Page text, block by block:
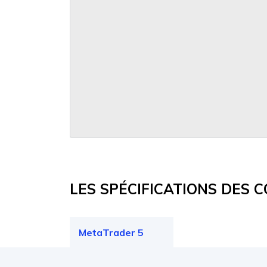
LES SPÉCIFICATIONS DES
MetaTrader 5